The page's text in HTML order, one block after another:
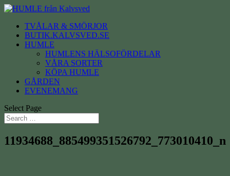
TVÅLAR & SMÖRJOR
BUTIK.KALVSVED.SE
HUMLE
HUMLENS HÄLSOFÖRDELAR
VÅRA SORTER
KÖPA HUMLE
GÅRDEN
EVENEMANG
Select Page
11934688_885499351526792_773010410_n